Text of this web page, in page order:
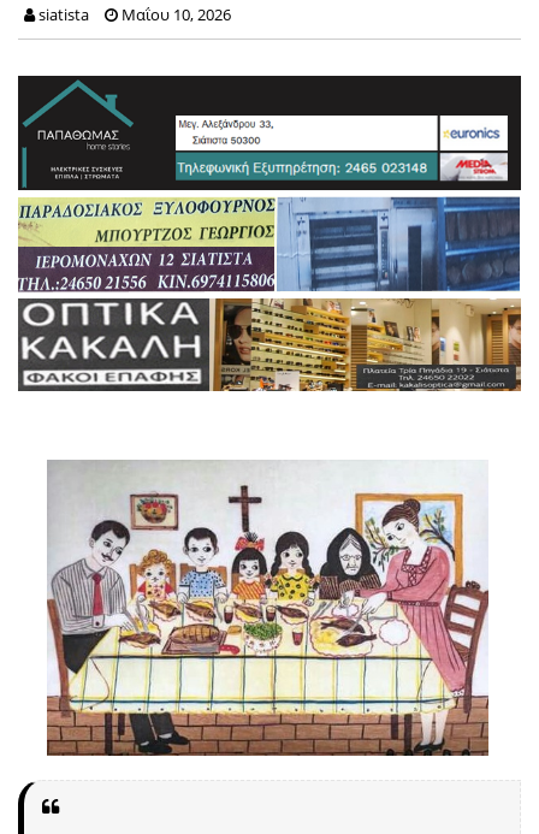
siatista Μαΐου 10, 2026